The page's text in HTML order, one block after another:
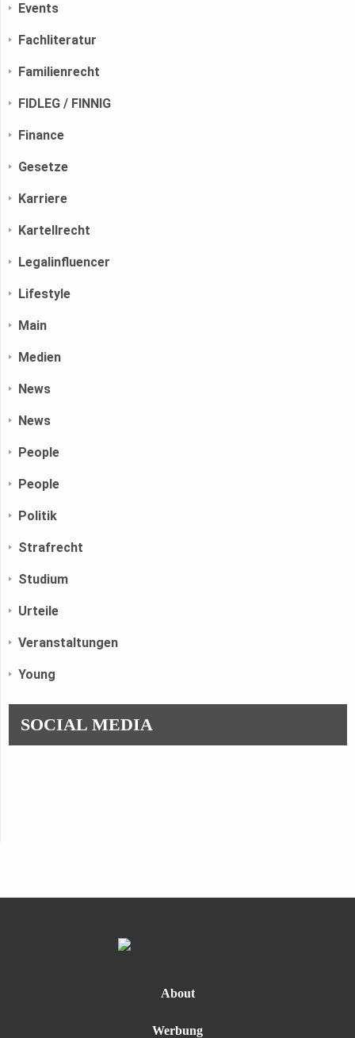
Events
Fachliteratur
Familienrecht
FIDLEG / FINNIG
Finance
Gesetze
Karriere
Kartellrecht
Legalinfluencer
Lifestyle
Main
Medien
News
News
People
People
Politik
Strafrecht
Studium
Urteile
Veranstaltungen
Young
SOCIAL MEDIA
About
Werbung